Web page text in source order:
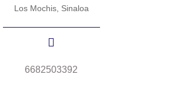
Los Mochis, Sinaloa
6682503392